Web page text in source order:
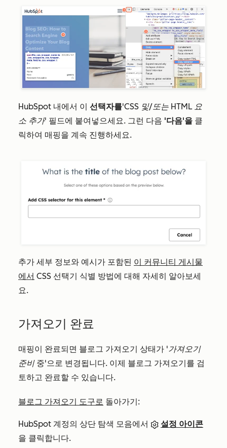
HubSpot 내에서 이 선택자를'CSS 및/또는 HTML 요
소 추가' 필드에 붙여넣으세요. 그런 다음 '다음'을 클
릭하여 매핑을 계속 진행하세요.
추가 세부 정보와 예시가 포함된 이 커뮤니티 게시물
에서 CSS 선택기 식별 방법에 대해 자세히 알아보세
요.
가져오기 완료
매핑이 완료되면 블로그 가져오기 상태가 '가져오기
준비중'으로 변경됩니다. 이제 블로그 가져오기를 검
토하고 완료할 수 있습니다.
블로그 가져오기 도구로 돌아가기:
HubSpot 계정의 상단 탐색 모음에서
설정 아이콘
을 클릭합니다.